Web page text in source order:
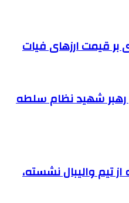
بر قیمت ارزهای فیات
رهبر شهید نظام سلطه
تیم والیبال نشسته،